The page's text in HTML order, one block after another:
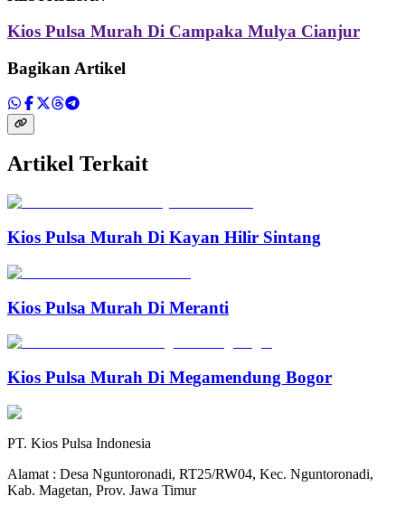
Kios Pulsa Murah Di Campaka Mulya Cianjur
Bagikan Artikel
Artikel Terkait
Kios Pulsa Murah Di Kayan Hilir Sintang
Kios Pulsa Murah Di Meranti
Kios Pulsa Murah Di Megamendung Bogor
PT. Kios Pulsa Indonesia
Alamat : Desa Nguntoronadi, RT25/RW04, Kec. Nguntoronadi,
Kab. Magetan, Prov. Jawa Timur